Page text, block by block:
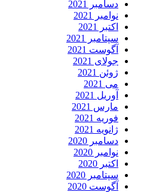
دسامبر 2021
نوامبر 2021
اکتبر 2021
سپتامبر 2021
آگوست 2021
جولای 2021
ژوئن 2021
می 2021
آوریل 2021
مارس 2021
فوریه 2021
ژانویه 2021
دسامبر 2020
نوامبر 2020
اکتبر 2020
سپتامبر 2020
آگوست 2020